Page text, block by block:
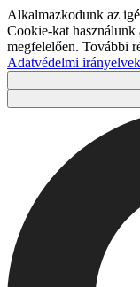
Alkalmazkodunk az
Cookie-kat használunk
megfelelően. További
Adatvédelmi irányelvek